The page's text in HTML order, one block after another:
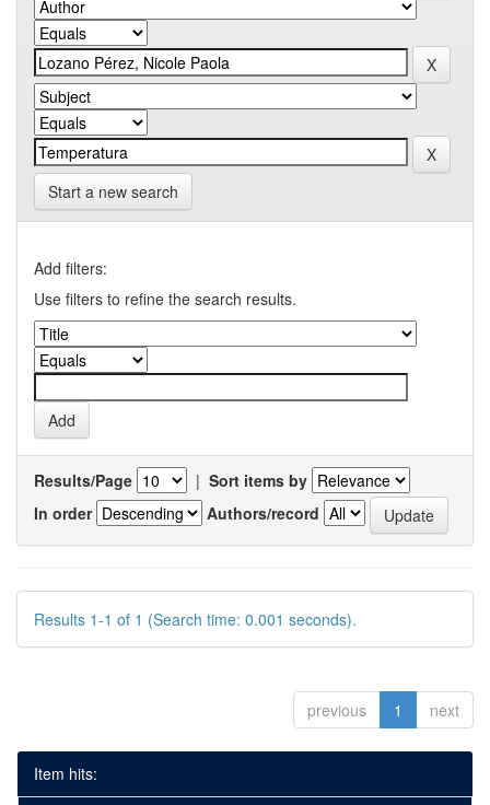
Start a new search
Add filters:
Use filters to refine the search results.
Results/Page | Sort items by
In order
Authors/record
Results 1-1 of 1 (Search time: 0.001 seconds).
previous 1 next
Item hits: